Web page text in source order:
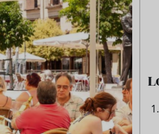
Ni sangría ni tinto de verano:
aprende a preparar granizado
de vino especiado